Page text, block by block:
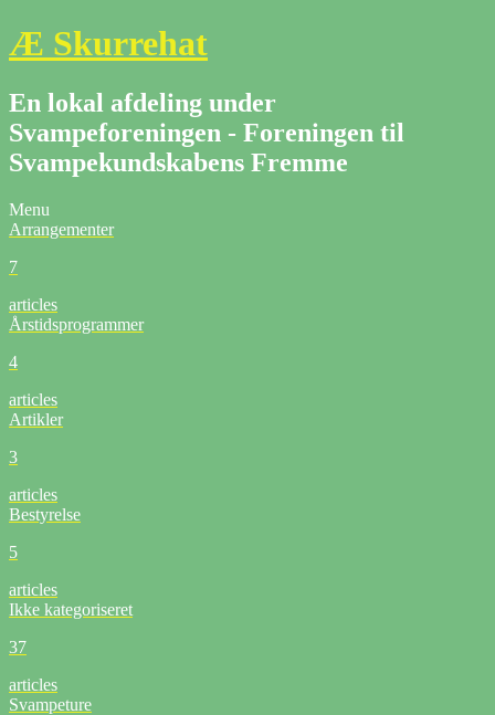
Æ Skurrehat
En lokal afdeling under
Svampeforeningen - Foreningen til
Svampekundskabens Fremme
Menu
Arrangementer
7
articles
Årstidsprogrammer
4
articles
Artikler
3
articles
Bestyrelse
5
articles
Ikke kategoriseret
37
articles
Svampeture